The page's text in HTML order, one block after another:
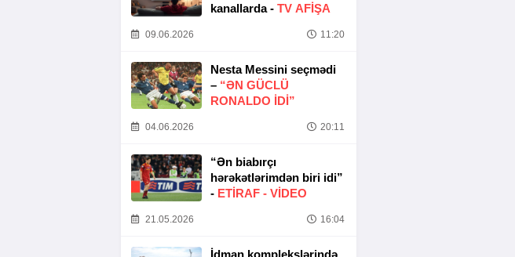
kanallarda - TV AFİŞA
09.06.2026 11:20
Nesta Messini seçmədi
– “ƏN GÜCLÜ
RONALDO IDI”
04.06.2026 20:11
“Ən biabırçı
hərəkətlərimdən biri idi”
- ETIRAF - VİDEO
21.05.2026 16:04
İdman komplekslərində